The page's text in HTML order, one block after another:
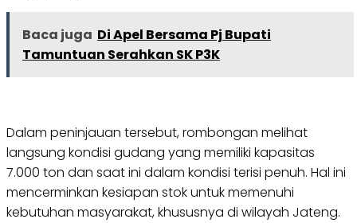
Baca juga Di Apel Bersama Pj Bupati
Tamuntuan Serahkan SK P3K
Dalam peninjauan tersebut, rombongan melihat
langsung kondisi gudang yang memiliki kapasitas
7.000 ton dan saat ini dalam kondisi terisi penuh. Hal ini
mencerminkan kesiapan stok untuk memenuhi
kebutuhan masyarakat, khususnya di wilayah Jateng.